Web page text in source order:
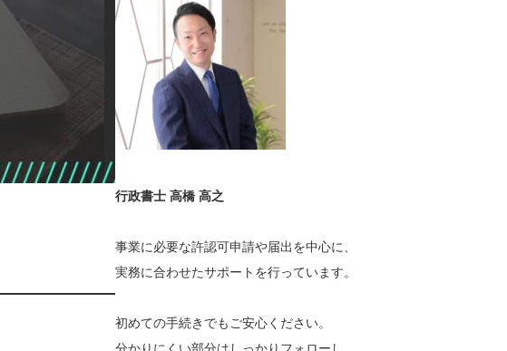
行政書士 高橋 高之
事業に必要な許認可申請や届出を中心に、
実務に合わせたサポートを行っています。
初めての手続きでもご安心ください。